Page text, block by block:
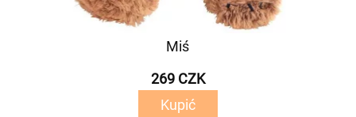
Miś
269 CZK
Kupić